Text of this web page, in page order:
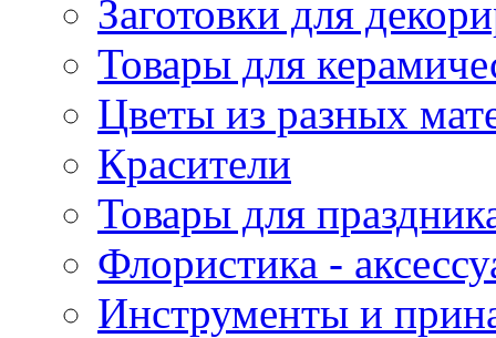
Заготовки для
Товары для
Цветы из разных
Красители
Товары для
Флористика -
Инструменты и